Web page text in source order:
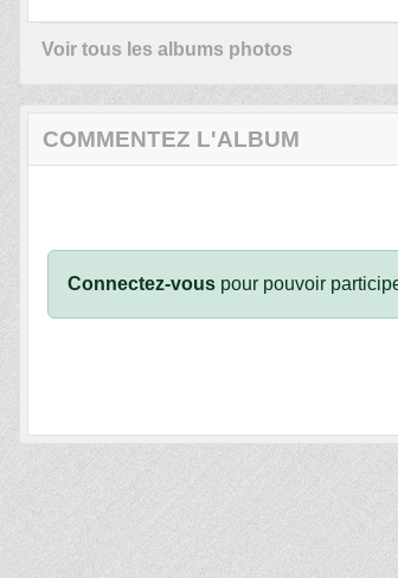
Voir tous les albums photos
COMMENTEZ L'ALBUM
Connectez-vous pour pouvoir